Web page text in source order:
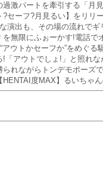
過激パートを牽引する「月
セーフ?月見るい】をリリ
演出も、その場の流れで
無限にふぉーかす!電話
アウトかセーフか”をめぐ
「アウトでしょ!」と照れ
れながらトンデモポーズ
度MAX】るいちゃ